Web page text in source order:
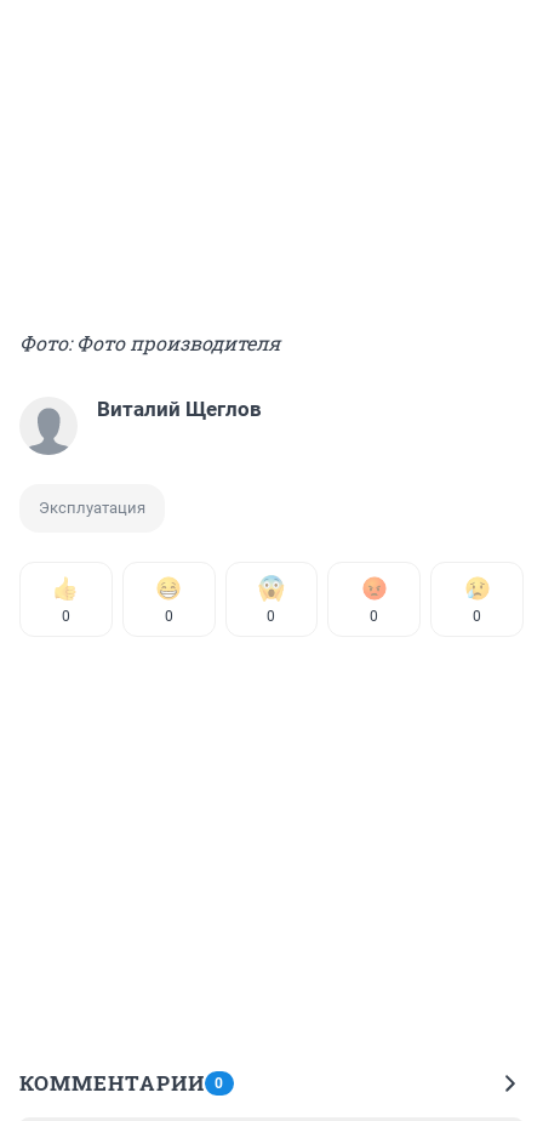
Фото: Фото производителя
Виталий Щеглов
Эксплуатация
0 0 0 0 0
КОММЕНТАРИИ 0